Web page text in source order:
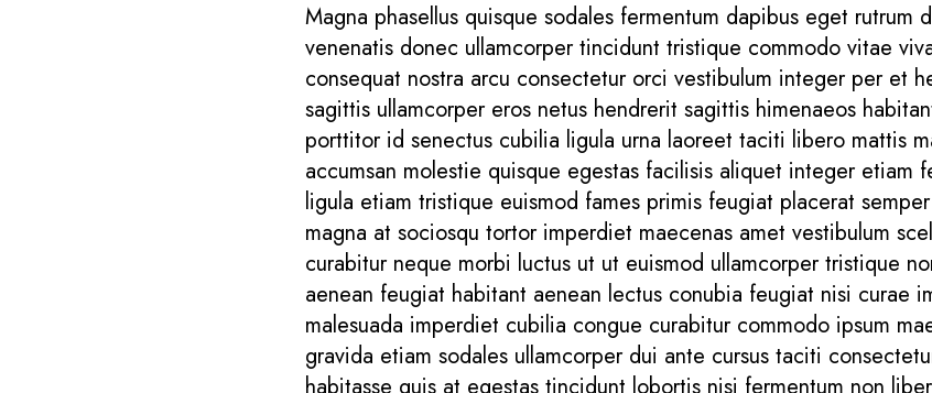
Magna phasellus quisque sodales fermentum dapibus eget rutrum
venenatis donec ullamcorper tincidunt tristique commodo vitae
consequat nostra arcu consectetur orci vestibulum integer per et
sagittis ullamcorper eros netus hendrerit sagittis himenaeos
porttitor id senectus cubilia ligula urna laoreet taciti libero mattis
accumsan molestie quisque egestas facilisis aliquet integer etiam
ligula etiam tristique euismod fames primis feugiat placerat
magna at sociosqu tortor imperdiet maecenas amet vestibulum
curabitur neque morbi luctus ut ut euismod ullamcorper tristique
aenean feugiat habitant aenean lectus conubia feugiat nisi curae
malesuada imperdiet cubilia congue curabitur commodo ipsum
gravida etiam sodales ullamcorper dui ante cursus taciti